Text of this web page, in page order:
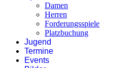
Damen
Herren
Forderungsspiele
Platzbuchung
Jugend
Termine
Events